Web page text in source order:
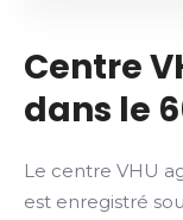
Centre
dans le
Le centre VHU
est enregistré